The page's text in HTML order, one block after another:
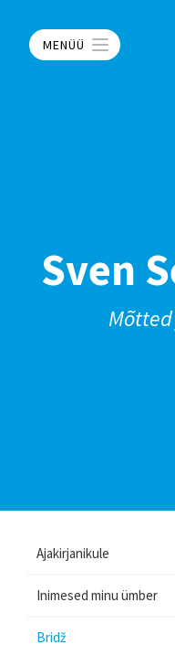
MENÜÜ
Sven
Ajakirjanikule
Inimesed minu ümber
Bridž